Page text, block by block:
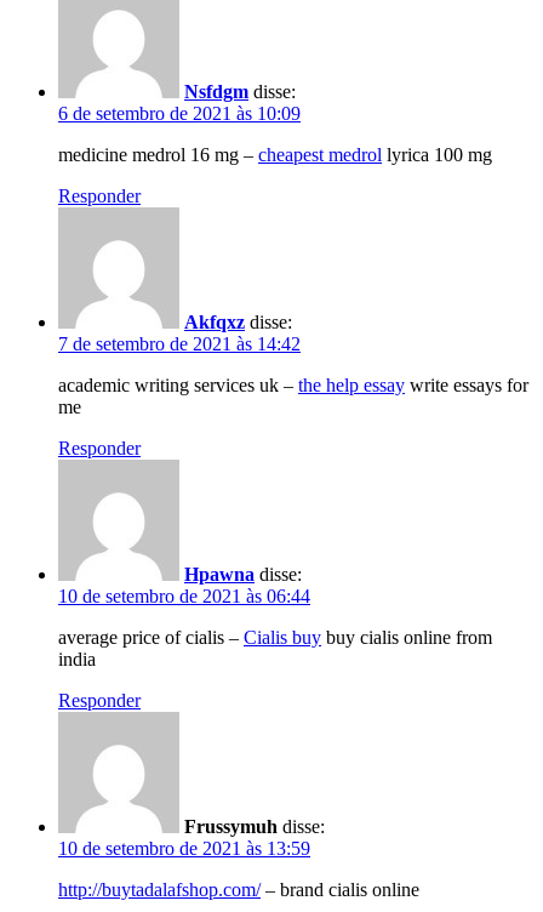
Nsfdgm disse:
6 de setembro de 2021 às 10:09
medicine medrol 16 mg – cheapest medrol lyrica 100 mg
Responder
Akfqxz disse:
7 de setembro de 2021 às 14:42
academic writing services uk – the help essay write essays for
me
Responder
Hpawna disse:
10 de setembro de 2021 às 06:44
average price of cialis – Cialis buy buy cialis online from
india
Responder
Frussymuh disse:
10 de setembro de 2021 às 13:59
http://buytadalafshop.com/– brand cialis online